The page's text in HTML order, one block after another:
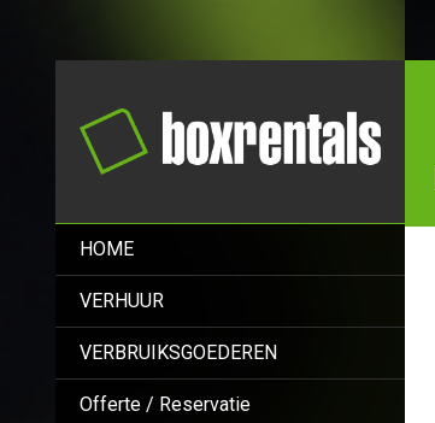
HOME
VERHUUR
VERBRUIKSGOEDEREN
Offerte / Reservatie